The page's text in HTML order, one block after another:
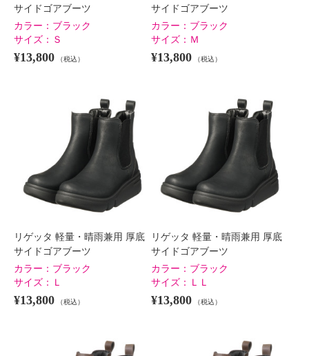
サイドゴアブーツ
カラー： ブラック
サイズ： Ｓ
¥13,800 （税込）
サイドゴアブーツ
カラー： ブラック
サイズ： Ｍ
¥13,800 （税込）
リゲッタ 軽量・晴雨兼用 厚底
サイドゴアブーツ
カラー： ブラック
サイズ：
Ｌ
¥13,800 （税込）
リゲッタ 軽量・晴雨兼用 厚底
サイドゴアブーツ
カラー： ブラック
サイズ：
ＬＬ
¥13,800 （税込）